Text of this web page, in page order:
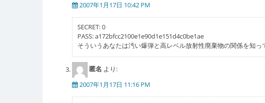
2007年1月17日 10:42 PM
SECRET: 0
PASS: a172bfcc2100e1e90d1e151d4c0be1ae
そういうあなたは汚い爆弾と高レベル放射性廃棄物の関係を知
匿名 より:
2007年1月17日 11:16 PM